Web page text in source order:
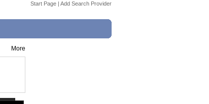
Start Page | Add Search Provider
More